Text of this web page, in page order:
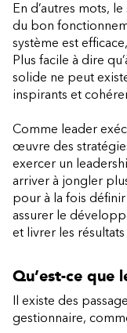
En d’autres mots,
du bon
système est
Plus facile à dire
solide ne peut
inspirants et
Comme leader
œuvre des
exercer un
arriver à jongler
pour à la fois
assurer le
et livrer les résultats
Qu’est-ce que
Il existe des
gestionnaire,